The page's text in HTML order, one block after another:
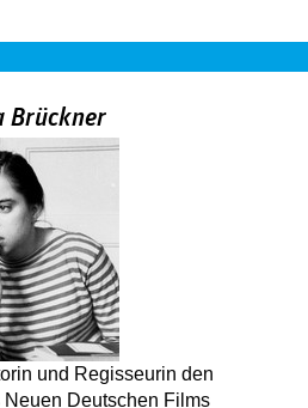
Brückner
und Regisseurin den
Deutschen Films